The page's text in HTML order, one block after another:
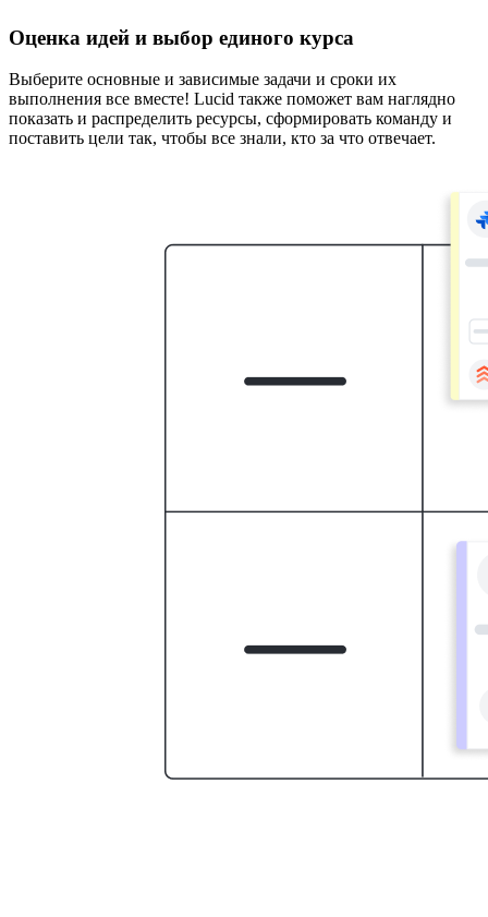
Оценка идей и выбор единого курса
Выберите основные и зависимые задачи и сроки их
выполнения все вместе! Lucid также поможет вам наглядно
показать и распределить ресурсы, сформировать команду и
поставить цели так, чтобы все знали, кто за что отвечает.